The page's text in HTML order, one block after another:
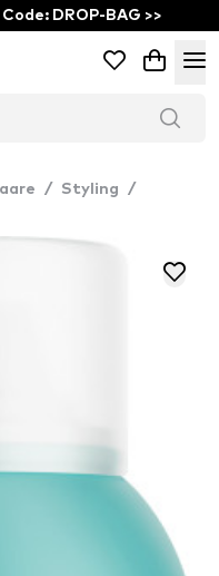
DROP-BAG >>
/ Styling
/